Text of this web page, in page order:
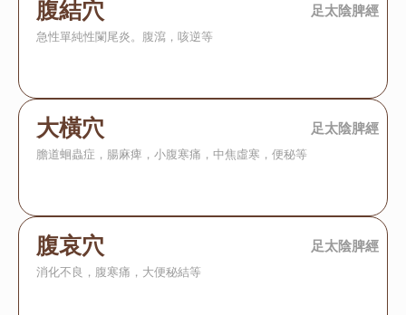
腹結穴 足太陰脾經
急性單純性闌尾炎。腹瀉，咳逆等
大橫穴 足太陰脾經
膽道蛔蟲症，腸麻痺，小腹寒痛，中焦虛寒，便秘等
腹哀穴 足太陰脾經
消化不良，腹寒痛，大便秘結等